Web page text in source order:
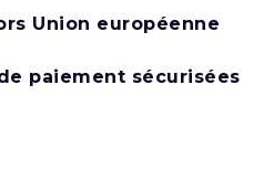
Union européenne
paiement sécurisées